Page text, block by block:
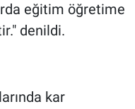
eğitim öğretime
denildi.
kar